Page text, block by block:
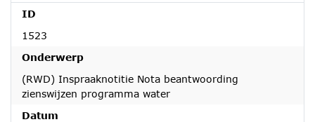
ID
1523
Onderwerp
(RWD) Inspraaknotitie Nota beantwoording
zienswijzen programma water
Datum